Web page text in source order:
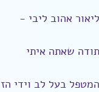
ליאור אהוב ליבי -
תודה שאתה איתי
המטפל בעל לב וידי